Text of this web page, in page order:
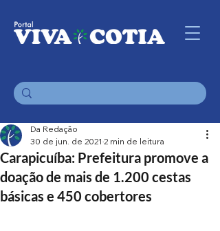
Carapicuíba: Prefeitura promove a
doação de mais de 1.200 cestas
básicas e 450 cobertores
Da Redação
30 de jun. de 2021 2 min de leitura